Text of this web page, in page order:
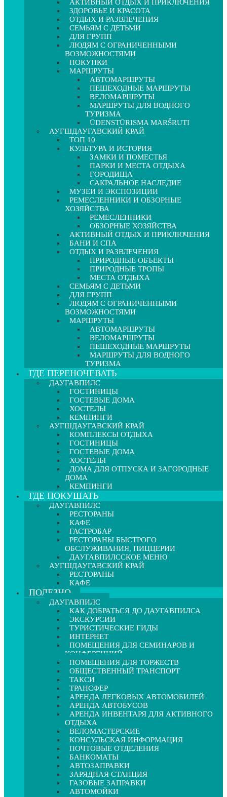
АКТИВНЫЙ ОТДЫХ И ПРИКЛЮЧЕНИЯ
ЗДОРОВЬЕ И КРАСОТА
ОТДЫХ И РАЗВЛЕЧЕНИЯ
СЕМЬЯМ С ДЕТЬМИ
ДЛЯ ГРУПП
ЛЮДЯМ С ОГРАНИЧЕННЫМИ
ВОЗМОЖНОСТЯМИ
ПОКУПКИ
МАРШРУТЫ
АВТОМАРШРУТЫ
ПЕШЕХОДНЫЕ МАРШРУТЫ
ВЕЛОМАРШРУТЫ
МАРШРУТЫ ДЛЯ ВОДНОГО
ТУРИЗМА
ŪDENSTŪRISMA MARŠRUTI
АУГШДАУГАВСКИЙ КРАЙ
ТОП 10
КУЛЬТУРА И ИСТОРИЯ
ЗАМКИ И ПОМЕСТЬЯ
ПАРКИ И МЕСТА ОТДЫХА
ГОРОДИЩА
САКРАЛЬНОЕ НАСЛЕДИЕ
МУЗЕИ И ЭКСПОЗИЦИИ
РЕМЕСЛЕННИКИ И ОБЗОРНЫЕ
ХОЗЯЙСТВА
РЕМЕСЛЕННИКИ
ОБЗОРНЫЕ ХОЗЯЙСТВА
АКТИВНЫЙ ОТДЫХ И ПРИКЛЮЧЕНИЯ
БАНИ И СПА
ОТДЫХ И РАЗВЛЕЧЕНИЯ
ПРИРОДНЫЕ ОБЪЕКТЫ
ПРИРОДНЫЕ ТРОПЫ
МЕСТА ОТДЫХА
СЕМЬЯМ С ДЕТЬМИ
ДЛЯ ГРУПП
ЛЮДЯМ С ОГРАНИЧЕННЫМИ
ВОЗМОЖНОСТЯМИ
МАРШРУТЫ
АВТОМАРШРУТЫ
ВЕЛОМАРШРУТЫ
ПЕШЕХОДНЫЕ МАРШРУТЫ
МАРШРУТЫ ДЛЯ ВОДНОГО
ТУРИЗМА
ГДЕ ПЕРЕНОЧЕВАТЬ
ДАУГАВПИЛС
ГОСТИНИЦЫ
ГОСТЕВЫЕ ДОМА
ХОСТЕЛЫ
КЕМПИНГИ
АУГШДАУГАВСКИЙ КРАЙ
КОМПЛЕКСЫ ОТДЫХА
ГОСТИНИЦЫ
ГОСТЕВЫЕ ДОМА
ХОСТЕЛЫ
ДОМА ДЛЯ ОТПУСКА И ЗАГОРОДНЫЕ
ДОМА
КЕМПИНГИ
ГДЕ ПОКУШАТЬ
ДАУГАВПИЛС
РЕСТОРАНЫ
КАФЕ
ГАСТРОБАР
РЕСТОРАНЫ БЫСТРОГО
ОБСЛУЖИВАНИЯ, ПИЦЦЕРИИ
ДАУГАВПИЛССКОЕ МЕНЮ
АУГШДАУГАВСКИЙ КРАЙ
РЕСТОРАНЫ
КАФЕ
ПОЛЕЗНО
ДАУГАВПИЛС
КАК ДОБРАТЬСЯ ДО ДАУГАВПИЛСА
ЭКСКУРСИИ
ТУРИСТИЧЕСКИЕ ГИДЫ
ИНТЕРНЕТ
ПОМЕЩЕНИЯ ДЛЯ СЕМИНАРОВ И
КОНФЕРЕНЦИЙ
ПОМЕЩЕНИЯ ДЛЯ ТОРЖЕСТВ
ОБЩЕСТВЕННЫЙ ТРАНСПОРТ
ТАКСИ
ТРАНСФЕР
АРЕНДА ЛЕГКОВЫХ АВТОМОБИЛЕЙ
АРЕНДА АВТОБУСОВ
АРЕНДА ИНВЕНТАРЯ ДЛЯ АКТИВНОГО
ОТДЫХА
ВЕЛОМАСТЕРСКИЕ
КОНСУЛЬСКАЯ ИНФОРМАЦИЯ
ПОЧТОВЫЕ ОТДЕЛЕНИЯ
БАНКОМАТЫ
АВТОЗАПРАВКИ
ЗАРЯДНАЯ СТАНЦИЯ
ГАЗОВЫЕ ЗАПРАВКИ
АВТОМОЙКИ